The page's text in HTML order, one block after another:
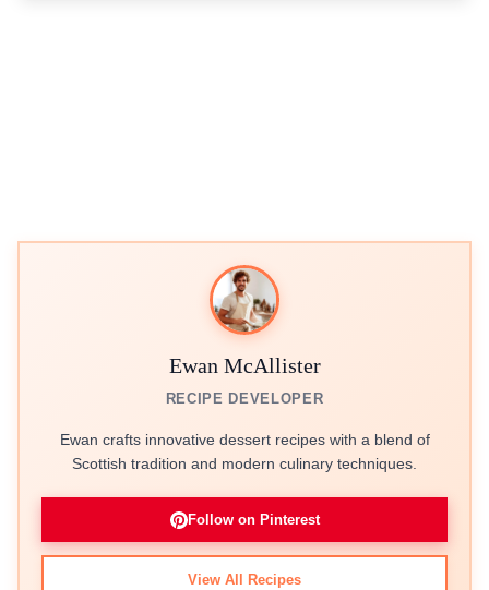
Ewan McAllister
RECIPE DEVELOPER
Ewan crafts innovative dessert recipes with a blend of
Scottish tradition and modern culinary techniques.
Follow on Pinterest
View All Recipes